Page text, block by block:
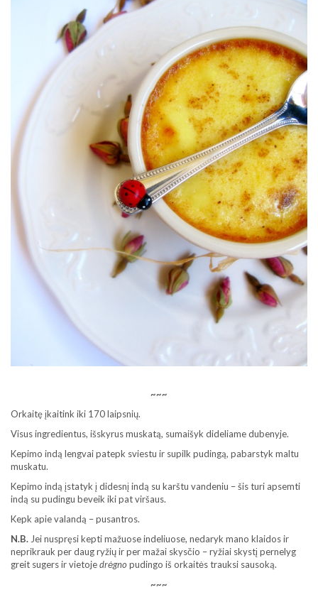
~~~
Orkaitę įkaitink iki 170 laipsnių.
Visus ingredientus, išskyrus muskatą, sumaišyk dideliame dubenyje.
Kepimo indą lengvai patepk sviestu ir supilk pudingą, pabarstyk maltu
muskatu.
Kepimo indą įstatyk į didesnį indą su karštu vandeniu – šis turi apsemti
indą su pudingu beveik iki pat viršaus.
Kepk apie valandą – pusantros.
N.B. Jei nuspręsi kepti mažuose indeliuose, nedaryk mano klaidos ir
neprikrauk per daug ryžių ir per mažai skysčio – ryžiai skystį pernelyg
greit sugers ir vietojedrėgno pudingo iš orkaitės trauksi sausoką.
~~~